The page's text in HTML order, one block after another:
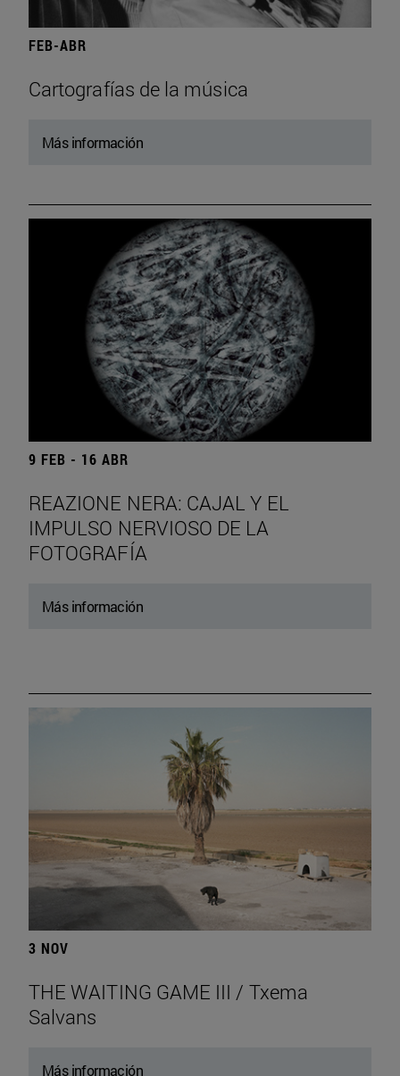
FEB-ABR
Cartografías de la música
Más información
9 FEB - 16 ABR
REAZIONE NERA: CAJAL Y EL
IMPULSO NERVIOSO DE LA
FOTOGRAFÍA
Más información
3 NOV
THE WAITING GAME III / Txema
Salvans
Más información